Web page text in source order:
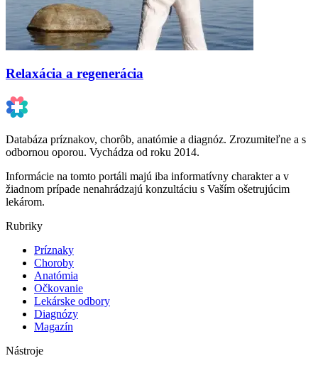
Relaxácia a regenerácia
Databáza príznakov, chorôb, anatómie a diagnóz. Zrozumiteľne a s
odbornou oporou. Vychádza od roku 2014.
Informácie na tomto portáli majú iba informatívny charakter a v
žiadnom prípade nenahrádzajú konzultáciu s Vaším ošetrujúcim
lekárom.
Rubriky
Príznaky
Choroby
Anatómia
Očkovanie
Lekárske odbory
Diagnózy
Magazín
Nástroje